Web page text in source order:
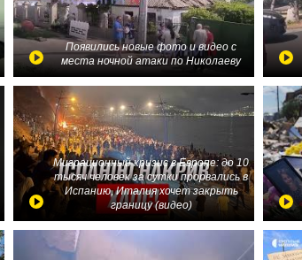
Появились новые фото и видео с
места ночной атаки по Николаеву
Миграционный кризис в Европе: до 10
тысяч человек за сутки прорвались в
Испанию, Италия хочет закрыть
границу (видео)